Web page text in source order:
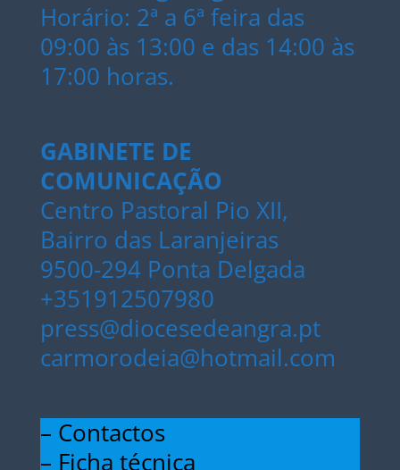
Horário: 2ª a 6ª feira das
09:00 às 13:00 e das 14:00 às
17:00 horas.
GABINETE DE
COMUNICAÇÃO
Centro Pastoral Pio XII,
Bairro das Laranjeiras
9500-294 Ponta Delgada
+351912507980
press@diocesedeangra.pt
carmorodeia@hotmail.com
– Contactos
– Ficha técnica